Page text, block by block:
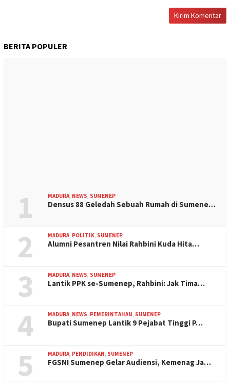
BERITA POPULER
1 MADURA, NEWS, SUMENEP
Densus 88 Geledah Sebuah Rumah di Sumene…
2 MADURA, POLITIK, SUMENEP
Alumni Pesantren Nilai Rahbini Kuda Hita…
3 MADURA, NEWS, SUMENEP
Lantik PPK se-Sumenep, Rahbini: Jak Tima…
4 MADURA, NEWS, PEMERINTAHAN, SUMENEP
Bupati Sumenep Lantik 9 Pejabat Tinggi P…
5 MADURA, PENDIDIKAN, SUMENEP
FGSNI Sumenep Gelar Audiensi, Kemenag Ja…